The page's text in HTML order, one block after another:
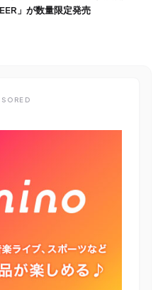
」が数量限定発売